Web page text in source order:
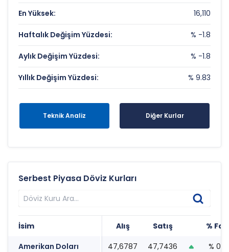
En Yüksek: 16,110
Haftalık Değişim Yüzdesi: % -1.8
Aylık Değişim Yüzdesi: % -1.8
Yıllık Değişim Yüzdesi: % 9.83
Teknik Analiz Diğer Kurlar
Serbest Piyasa Döviz Kurları
İsim Alış Satış
%
Amerikan Doları
47,6787 47,7436
% 0.18